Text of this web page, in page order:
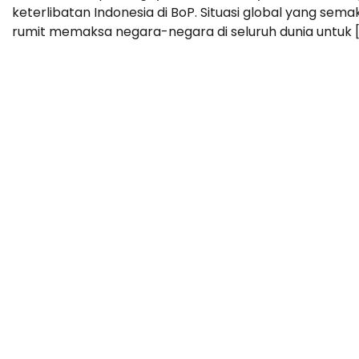
keterlibatan Indonesia di BoP. Situasi global yang
rumit memaksa negara-negara di seluruh dunia untuk